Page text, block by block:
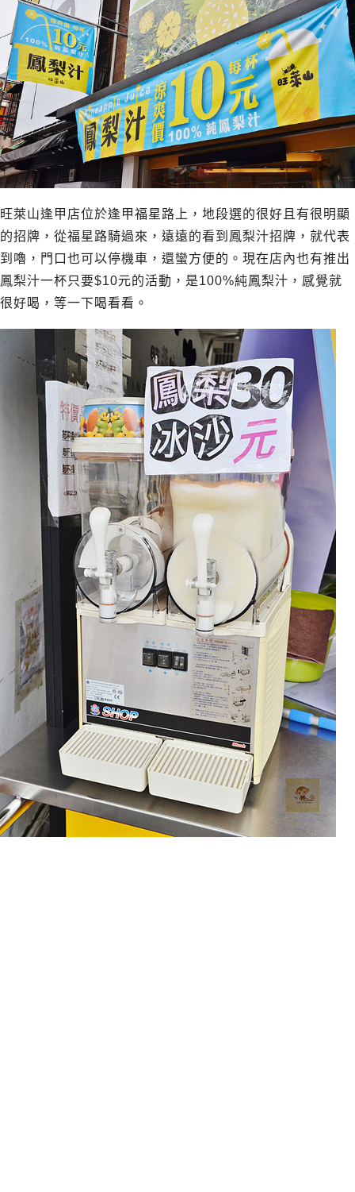
旺萊山逢甲店位於逢甲福星路上，地段選的很好且有很明顯
的招牌，從福星路騎過來，遠遠的看到鳳梨汁招牌，就代表
到嚕，門口也可以停機車，還蠻方便的。現在店內也有推出
鳳梨汁一杯只要$10元的活動，是100%純鳳梨汁，感覺就
很好喝，等一下喝看看。